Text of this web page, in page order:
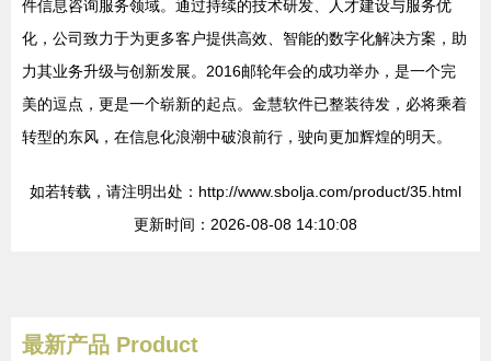
件信息咨询服务领域。通过持续的技术研发、人才建设与服务优
化，公司致力于为更多客户提供高效、智能的数字化解决方案，助
力其业务升级与创新发展。2016邮轮年会的成功举办，是一个完
美的逗点，更是一个崭新的起点。金慧软件已整装待发，必将乘着
转型的东风，在信息化浪潮中破浪前行，驶向更加辉煌的明天。
如若转载，请注明出处：http://www.sbolja.com/product/35.html
更新时间：2026-08-08 14:10:08
最新产品 Product